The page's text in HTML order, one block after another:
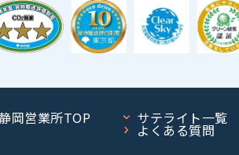
岡営業所TOP サテライト一覧
よくある質問